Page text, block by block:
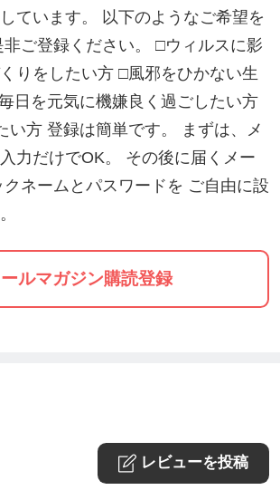
tewassa.f.f/
月２９日（日）11時−15時
（材料費＆ランチ込み）
ック広場ひふみ
神1-2-3（JR古賀駅西口すぐ）
ブチケット↓
ています。 以下のようなご希望を
ご登録ください。 □ウィルスに影
りをしたい方 □風邪をひかない生
日を元気に機嫌良く過ごしたい方
い方 登録は簡単です。 まずは、メ
力だけでOK。 その後に届くメー
ネームとパスワードを ご自由に設
ールマガジン購読登録
レビューを投稿